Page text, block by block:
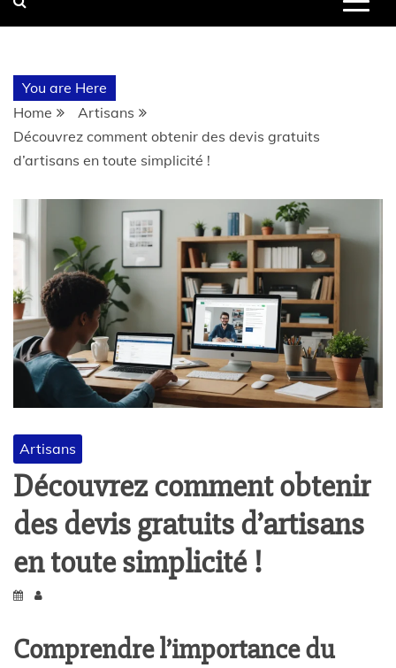
You are Here
Home
Artisans
Découvrez comment obtenir des devis gratuits
d’artisans en toute simplicité !
Artisans
Découvrez comment obtenir
des devis gratuits d’artisans
en toute simplicité !
Comprendre l’importance du